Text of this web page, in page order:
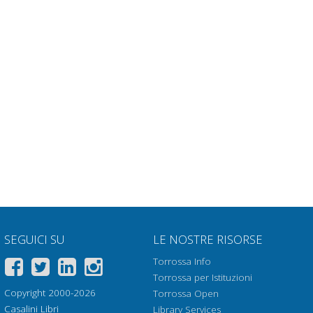
SEGUICI SU
Copyright 2000-2026
Casalini Libri
LE NOSTRE RISORSE
Torrossa Info
Torrossa per Istituzioni
Torrossa Open
Library Services